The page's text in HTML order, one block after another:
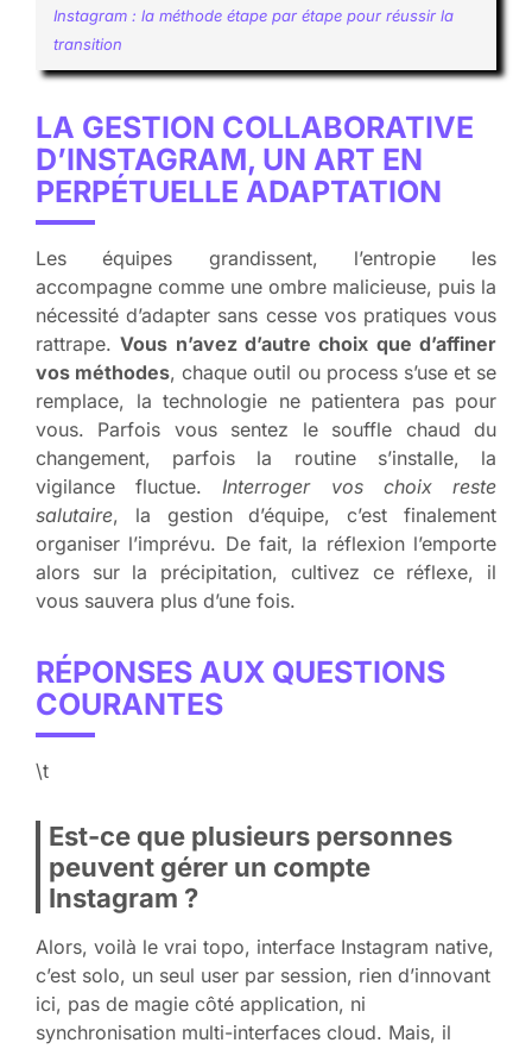
Instagram : la méthode étape par étape pour réussir la
transition
LA GESTION COLLABORATIVE
D’INSTAGRAM, UN ART EN
PERPÉTUELLE ADAPTATION
Les équipes grandissent, l’entropie les
accompagne comme une ombre malicieuse, puis la
nécessité d’adapter sans cesse vos pratiques vous
rattrape.Vous n’avez d’autre choix que d’affiner
vos méthodes, chaque outil ou process s’use et se
remplace, la technologie ne patientera pas pour
vous. Parfois vous sentez le souffle chaud du
changement, parfois la routine s’installe, la
vigilance fluctue.Interroger vos choix reste
salutaire, la gestion d’équipe, c’est finalement
organiser l’imprévu. De fait, la réflexion l’emporte
alors sur la précipitation, cultivez ce réflexe, il
vous sauvera plus d’une fois.
RÉPONSES AUX QUESTIONS
COURANTES
\t
Est-ce que plusieurs personnes
peuvent gérer un compte
Instagram ?
Alors, voilà le vrai topo, interface Instagram native,
c’est solo, un seul user par session, rien d’innovant
ici, pas de magie côté application, ni
synchronisation multi-interfaces cloud. Mais, il